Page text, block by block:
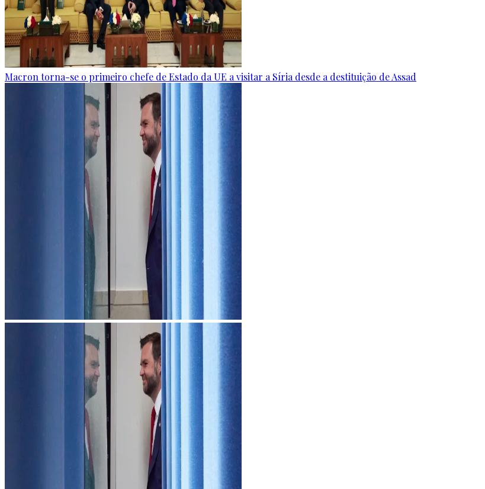
Macron torna-se o primeiro chefe de Estado da UE a visitar a Síria desde a destituição de Assad